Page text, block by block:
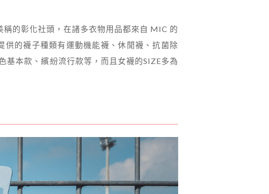
的彰化社頭，在諸多衣物用品都來自 MIC 的
的襪子種類有運動機能襪、休閒襪、抗菌除
基本款、繽紛流行款等，而且女襪的SIZE多為